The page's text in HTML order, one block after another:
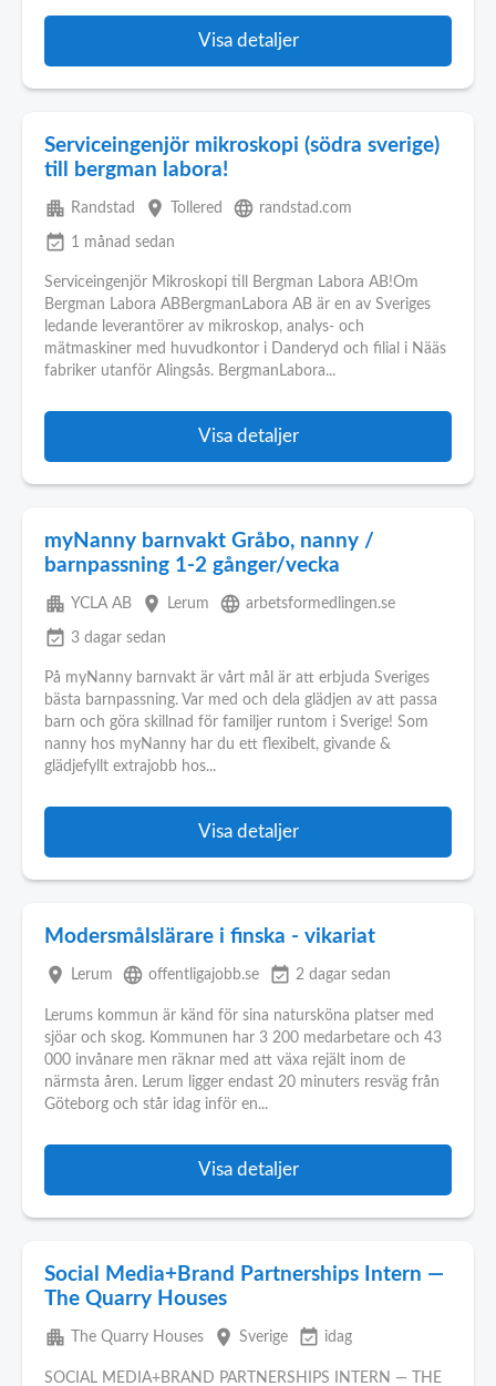
Visa detaljer
Serviceingenjör mikroskopi (södra sverige)
till bergman labora!
apartment Randstad place Tollered language randstad.com
event_available 1 månad sedan
Serviceingenjör Mikroskopi till Bergman Labora AB!Om
Bergman Labora ABBergmanLabora AB är en av Sveriges
ledande leverantörer av mikroskop, analys- och
mätmaskiner med huvudkontor i Danderyd och filial i Nääs
fabriker utanför Alingsås. BergmanLabora...
Visa detaljer
myNanny barnvakt Gråbo, nanny /
barnpassning 1-2 gånger/vecka
apartment YCLA AB place Lerum language arbetsformedlingen.se
event_available 3 dagar sedan
På myNanny barnvakt är vårt mål är att erbjuda Sveriges
bästa barnpassning. Var med och dela glädjen av att passa
barn och göra skillnad för familjer runtom i Sverige! Som
nanny hos myNanny har du ett flexibelt, givande &
glädjefyllt extrajobb hos...
Visa detaljer
Modersmålslärare i finska - vikariat
place Lerum language offentligajobb.se event_available 2 dagar sedan
Lerums kommun är känd för sina natursköna platser med
sjöar och skog. Kommunen har 3 200 medarbetare och 43
000 invånare men räknar med att växa rejält inom de
närmsta åren. Lerum ligger endast 20 minuters resväg från
Göteborg och står idag inför en...
Visa detaljer
Social Media+Brand Partnerships Intern —
The Quarry Houses
apartment The Quarry Houses place Sverige event_available idag
SOCIAL MEDIA+BRAND PARTNERSHIPS INTERN — THE